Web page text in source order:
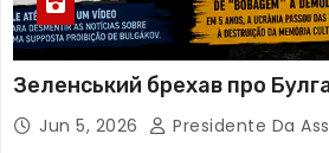
Зеленський брехав про
Jun 5, 2026 Presidente Da